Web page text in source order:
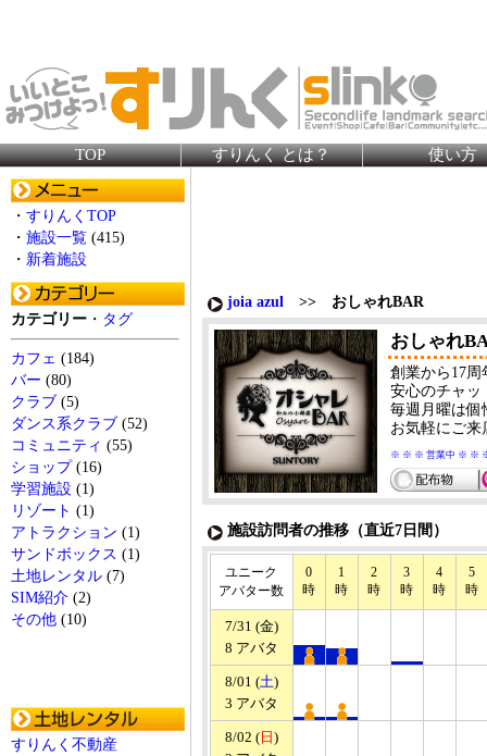
TOP すりんく とは？ 使い方
・ すりんくTOP
・ 施設一覧 (415)
・ 新着施設
カテゴリー ・ タグ
カフェ (184)
バー (80)
クラブ (5)
ダンス系クラブ (52)
コミュニティ (55)
ショップ(16)
学習施設 (1)
リゾート (1)
アトラクション (1)
サンドボックス (1)
土地レンタル (7)
SIM紹介 (2)
その他 (10)
すりんく不動産
joia azul >> おしゃれBAR
おしゃれ
創業から17周
安心のチャッ
毎週月曜は個
お気軽にご
※ ※ ※ 営業中 ※ ※
施設訪問者の推移（直近7日間）
ユニーク
アバター数
0
時
1
時
2
時
3
時
4
時
5
時
7/31 (金)
8 アバタ
8/01 (土)
3 アバタ
8/02 ( 日 )